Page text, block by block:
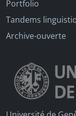
Portfolio
Tandems
Archive-ouverte